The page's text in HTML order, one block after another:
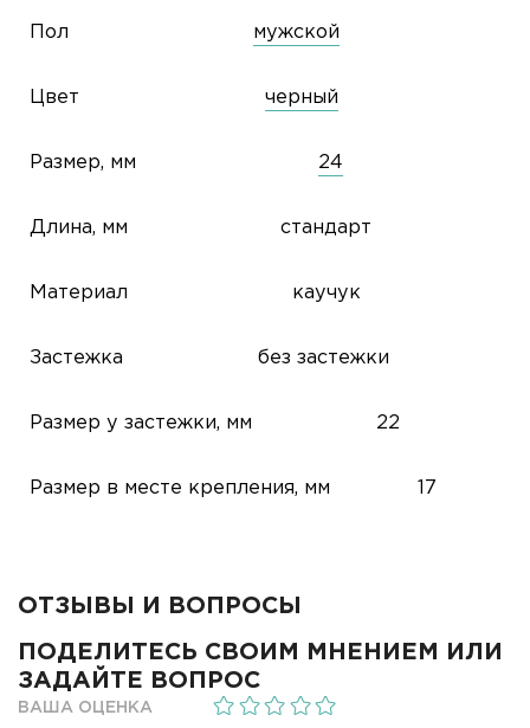
Пол мужской
Цвет черный
Размер, мм 24
Длина, мм стандарт
Материал каучук
Застежка без застежки
Размер у застежки, мм 22
Размер в месте крепления, мм 17
ОТЗЫВЫ И ВОПРОСЫ
ПОДЕЛИТЕСЬ СВОИМ МНЕНИЕМ ИЛИ
ЗАДАЙТЕ ВОПРОС
ВАША ОЦЕНКА